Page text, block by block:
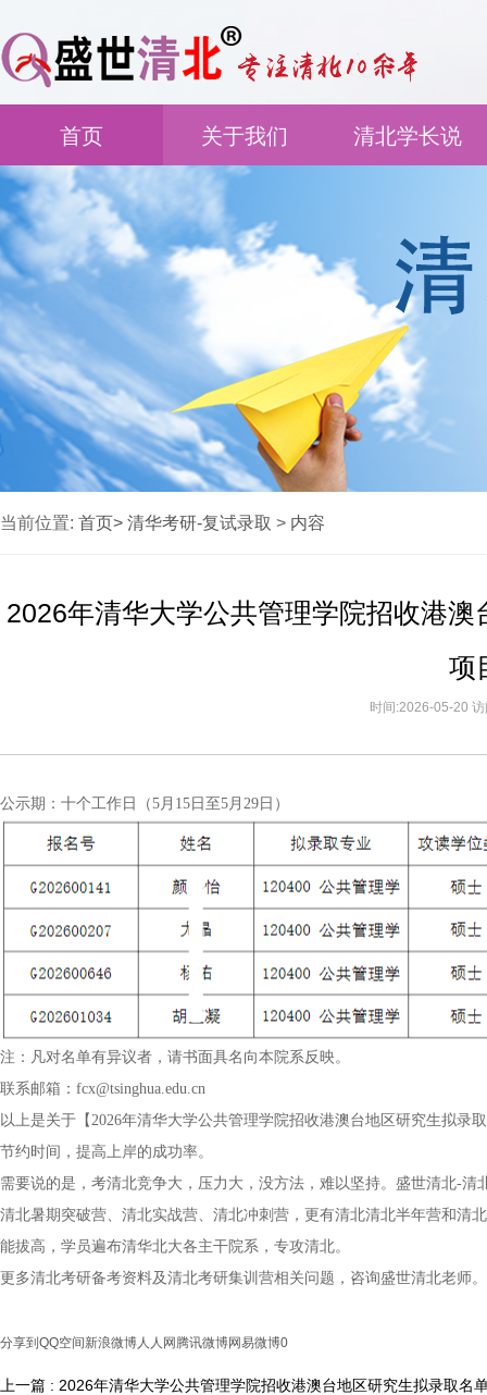
首页 关于我们 清北学长说
当前位置: 首页> 清华考研-复试录取 > 内容
2026年清华大学公共管理学院招收港
项
时间:2026-05-20
公示期：十个工作日（5月15日至5月29日）
注：凡对名单有异议者，请书面具名向本院系反映。
联系邮箱：fcx@tsinghua.edu.cn
以上是关于【2026年清华大学公共管理学院招收港澳台地区研究生拟
节约时间，提高上岸的成功率。
需要说的是，考清北竞争大，压力大，没方法，难以坚持。盛世清北-
清北暑期突破营、清北实战营、清北冲刺营，更有清北清北半年营和清
能拔高，学员遍布清华北大各主干院系，专攻清北。
更多清北考研备考资料及清北考研集训营相关问题，咨询盛世清北老师。
分享到 QQ空间 新浪微博人人网 腾讯微博网易微博0
上一篇 : 2026年清华大学公共管理学院招收港澳台地区研究生拟录取